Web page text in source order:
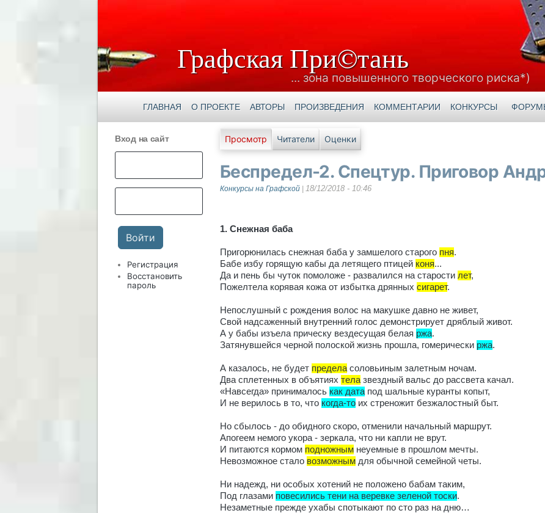
Графская При©тань
... зона повышенного творческого риска*)
ГЛАВНАЯ О ПРОЕКТЕ АВТОРЫ ПРОИЗВЕДЕНИЯ КОММЕНТАРИИ КОНКУРСЫ
Вход на сайт
Регистрация
Восстановить
пароль
Главные вкладки
Просмотр Читатели Оценки
Беспредел-2. Спецтур. Приговор
Конкурсы на Графской 18/12/2018 - 10:46
1. Снежная баба
Пригорюнилась снежная баба у замшелого старого пня.
Бабе избу горящую кабы да летящего птицей коня...
Да и пень бы чуток помоложе - развалился на старости лет,
Пожелтела корявая кожа от избытка дрянных сигарет.
Непослушный с рождения волос на макушке давно не живет,
Свой надсаженный внутренний голос демонстрирует дряблый живот.
А у бабы изъела прическу вездесущая белая ржа.
Затянувшейся черной полоской жизнь прошла, гомерически ржа.
А казалось, не будет предела соловьиным залетным ночам.
Два сплетенных в объятиях тела звездный вальс до рассвета качал.
«Навсегда» принималось как дата под шальные куранты копыт,
И не верилось в то, что когда-то их стреножит безжалостный быт.
Но сбылось - до обидного скоро, отменили начальный маршрут.
Апогеем немого укора - зеркала, что ни капли не врут.
И питаются кормом подножным неуемные в прошлом мечты.
Невозможное стало возможным для обычной семейной четы.
Ни надежд, ни особых хотений не положено бабам таким,
Под глазами повесились тени на веревке зеленой тоски.
Незаметные прежде ухабы спотыкают по сто раз на дню…